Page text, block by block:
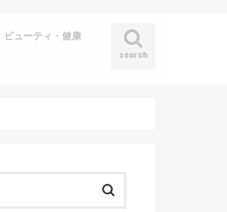
search
ビューティ・健康